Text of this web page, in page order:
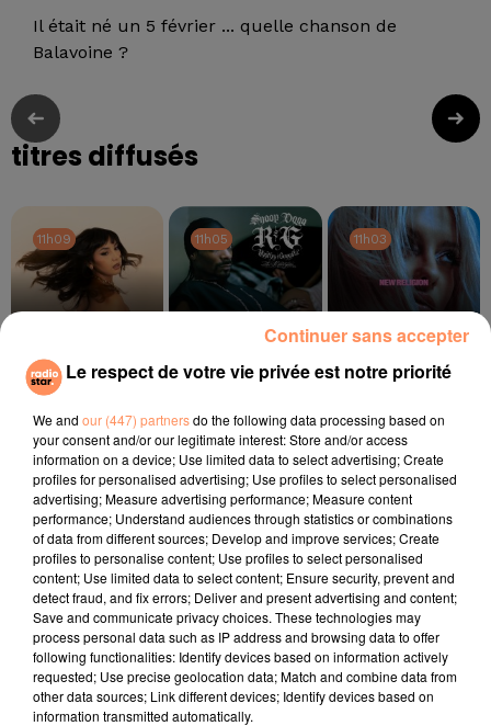
Il était né un 5 février ... quelle chanson de
Balavoine ?
titres diffusés
11h09
11h09
ORIA
Soirée Mondaine
(remix)
11h05
11h05
SNOOP DOGG
11h03
11h03
BEBE REXHA
l'horoscope
Bélier Taureau Gémeaux
Le respect de votre vie privée est notre priorité
We and our (447) partnersdo the following data processing based on
your consent and/or our legitimate interest: Store and/or access
information on a device; Use limited data to select advertising; Create
profiles for personalised advertising; Use profiles to select personalised
advertising; Measure advertising performance; Measure content
performance; Understand audiences through statistics or combinations
of data from different sources; Develop and improve services; Create
profiles to personalise content; Use profiles to select personalised
content; Use limited data to select content; Ensure security, prevent and
detect fraud, and fix errors; Deliver and present advertising and content;
Save and communicate privacy choices. These technologies may
process personal data such as IP address and browsing data to offer
following functionalities: Identify devices based on information actively
requested; Use precise geolocation data; Match and combine data from
other data sources; Link different devices; Identify devices based on
information transmitted automatically.
Continuer sans accepter